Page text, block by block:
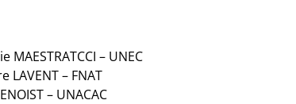
MAESTRATCCI – UNEC
LAVENT – FNAT
– UNACAC